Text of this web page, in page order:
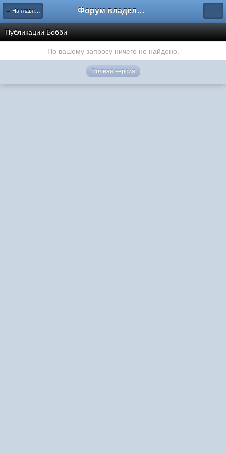
← На главную Форум владельцев интернет-магазинов
Публикации Бобби
По вашему запросу ничего не найдено.
Полная версия